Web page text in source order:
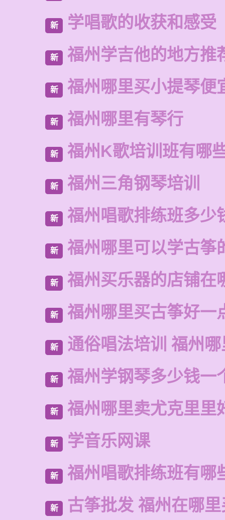
新 学唱歌的收获和感受
新 福州学吉他的地方推
新 福州哪里买小提琴便
新 福州哪里有琴行
新 福州K歌培训班有哪
新 福州三角钢琴培训
新 福州唱歌排练班多少
新 福州哪里可以学古筝
新 福州买乐器的店铺在
新 福州哪里买古筝好一
新 通俗唱法培训 福州
新 福州学钢琴多少钱一
新 福州哪里卖尤克里里
新 学音乐网课
新 福州唱歌排练班有哪
新 古筝批发 福州在哪